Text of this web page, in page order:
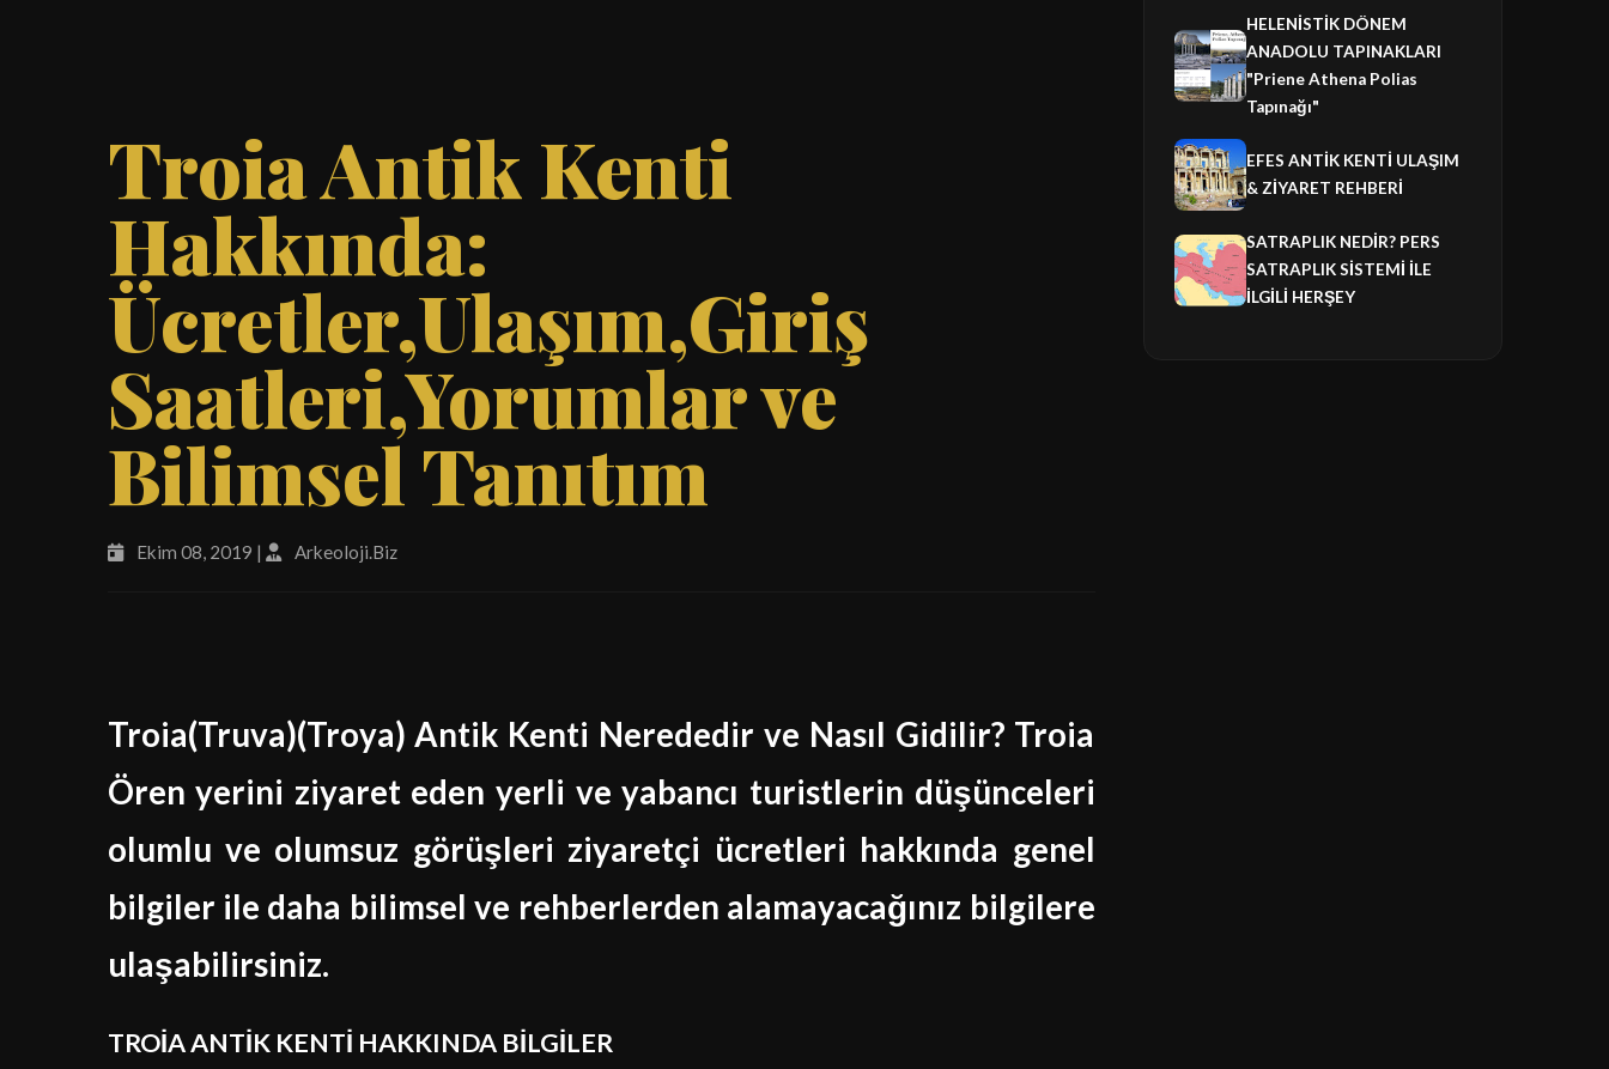
Troia Antik Kenti
Hakkında:
Ücretler,Ulaşım,Giriş
Saatleri,Yorumlar ve
Bilimsel Tanıtım
Ekim 08, 2019 | Arkeoloji.Biz
Troia(Truva)(Troya) Antik Kenti Nerededir ve Nasıl Gidilir? Troia
Ören yerini ziyaret eden yerli ve yabancı turistlerin düşünceleri
olumlu ve olumsuz görüşleri ziyaretçi ücretleri hakkında genel
bilgiler ile daha bilimsel ve rehberlerden alamayacağınız bilgilere
ulaşabilirsiniz.
TROİA ANTİK KENTİ HAKKINDA BİLGİLER
HELENİSTİK DÖNEM
ANADOLU TAPINAKLARI
"Priene Athena Polias
Tapınağı"
EFES ANTİK KENTİ ULAŞIM
& ZİYARET REHBERİ
SATRAPLIK NEDİR? PERS
SATRAPLIK SİSTEMİ İLE
İLGİLİ HERŞEY